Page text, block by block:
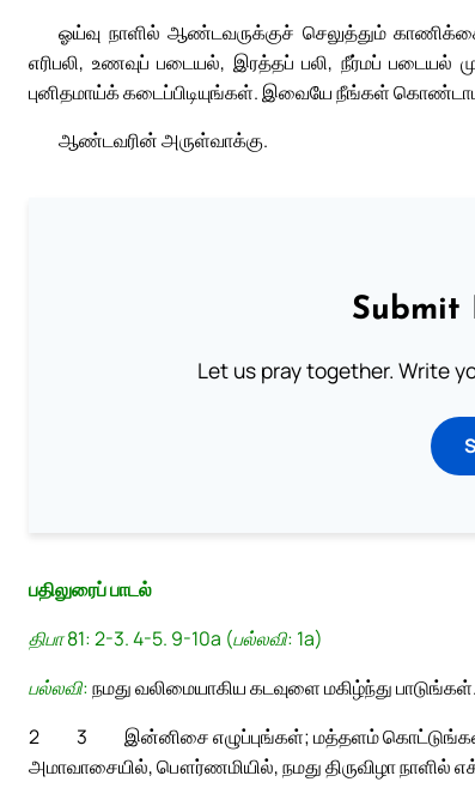
ஓய்வு நாளில் ஆண்டவருக்குச் செலுத்தும்
எரிபலி, உணவுப் படையல், இரத்தப் பலி, நீர்மப்
புனிதமாய்க் கடைப்பிடியுங்கள். இவையே நீங்கள்
ஆண்டவரின் அருள்வாக்கு.
Submit
Let us pray together. Write
பதிலுரைப் பாடல்
திபா 81: 2-3. 4-5. 9-10a (பல்லவி: 1a)
பல்லவி:நமது வலிமையாகிய கடவுளை மகிழ்ந்து பாடுங்கள்.
2
இன்னிசை எழுப்புங்கள்; மத்தளம்
3
அமாவாசையில், பௌர்ணமியில், நமது திருவிழா நாளில்